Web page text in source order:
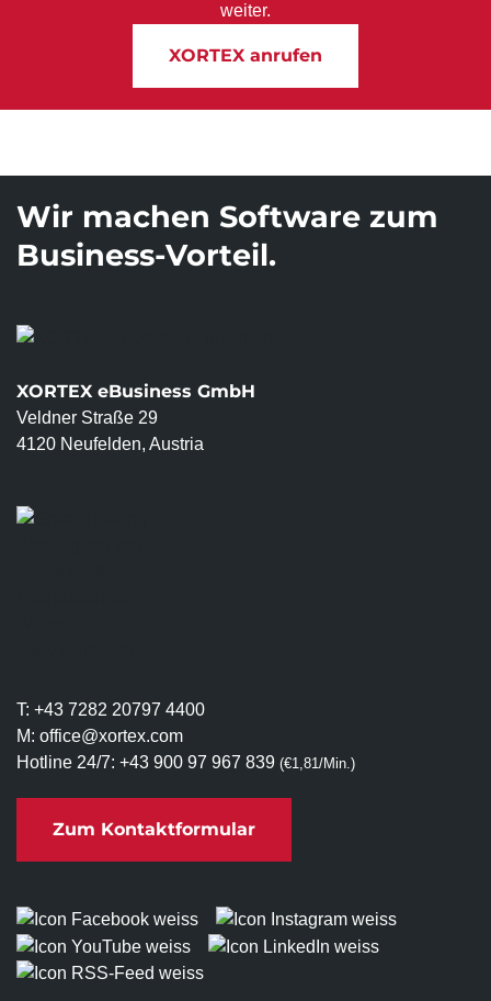
weiter.
XORTEX anrufen
Wir machen Software zum
Business-Vorteil.
XORTEX eBusiness GmbH
Veldner Straße 29
4120 Neufelden, Austria
T: +43 7282 20797 4400
M: office@xortex.com
Hotline 24/7: +43 900 97 967 839 (€1,81/Min.)
Zum Kontaktformular